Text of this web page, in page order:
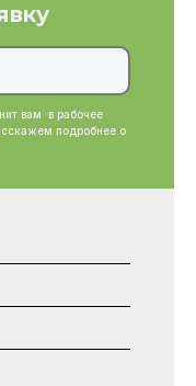
вам в рабочее
подробнее о